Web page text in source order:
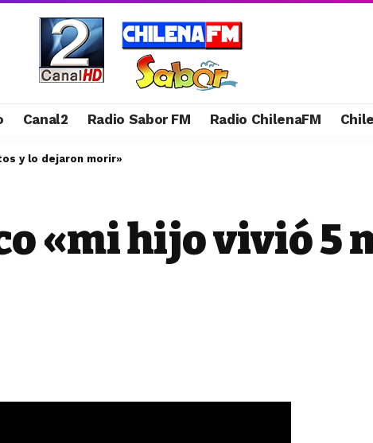
Canal2 Radio Sabor FM Radio ChilenaFM
y lo dejaron morir»
«mi hijo vivió 5